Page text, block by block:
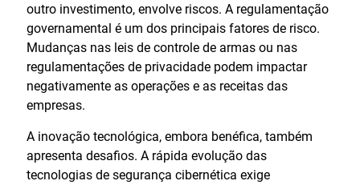
outro investimento, envolve riscos. A regulamentação
governamental é um dos principais fatores de risco.
Mudanças nas leis de controle de armas ou nas
regulamentações de privacidade podem impactar
negativamente as operações e as receitas das
empresas.
A inovação tecnológica, embora benéfica, também
apresenta desafios. A rápida evolução das
tecnologias de segurança cibernética exige